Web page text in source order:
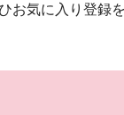
お気に入り登録